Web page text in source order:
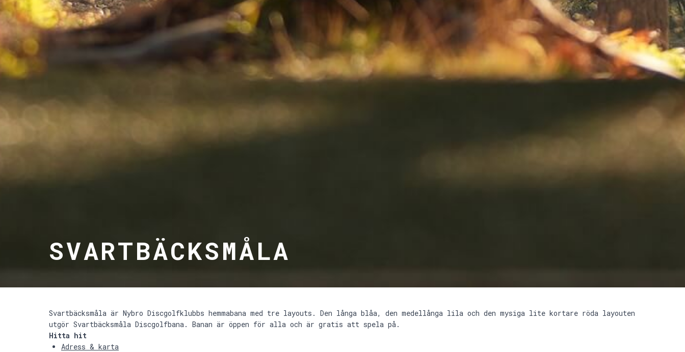
SVARTBÄCKSMÅLA
Svartbäcksmåla är Nybro Discgolfklubbs hemmabana med tre layouts. Den långa blåa, den medellånga lila och den mysiga lite kortare röda layouten
utgör Svartbäcksmåla Discgolfbana. Banan är öppen för alla och är gratis att spela på.
Hitta hit
Adress & karta